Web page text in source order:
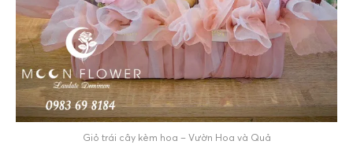
Giỏ trái cây kèm hoa – Vườn Hoa và Quả